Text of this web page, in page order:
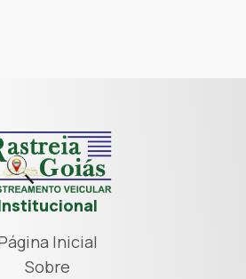
Inicial
Sobre